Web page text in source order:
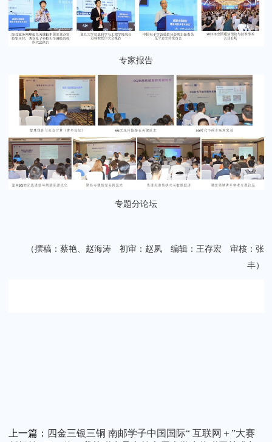
专家报告
专题分论坛
（撰稿：蔡艳、赵海涛 初审：赵夙 编辑：王存宏 审核：张
丰）
上一篇： 四金三银三铜 南邮学子中国国际“ 互联网＋”大赛